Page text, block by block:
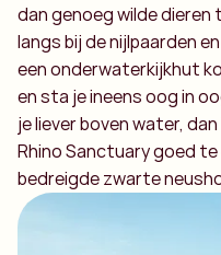
dan genoeg wilde
langs bij de nijlpaarden
een onderwaterkijkhut
en sta je ineens oog in
je liever boven water,
Rhino Sanctuary goed
bedreigde zwarte